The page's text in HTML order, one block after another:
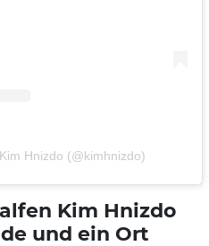
Hnizdo (@kimhnizdo)
Kim Hnizdo
und ein Ort